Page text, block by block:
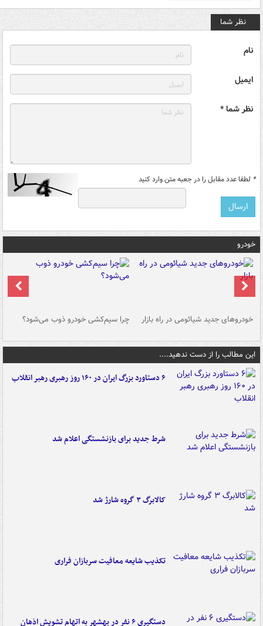
نظر شما
نام
ایمیل
نظر شما *
* لطفا عدد مقابل را در جعبه متن وارد کنید
خودرو
خودروهای جدید شیائومی در راه بازار چرا سیم‌کشی خودرو ذوب می‌شود؟
این مطالب را از دست ندهید....
۶ دستاورد بزرگ ایران در ۱۶۰ روز رهبری رهبر انقلاب
شرط جدید برای بازنشستگی اعلام شد
کالابرگ ۳ گروه شارژ شد
تکذیب شایعه معافیت سربازان فراری
دستگیری ۶ نفر در بهشهر به اتهام تشویش اذهان